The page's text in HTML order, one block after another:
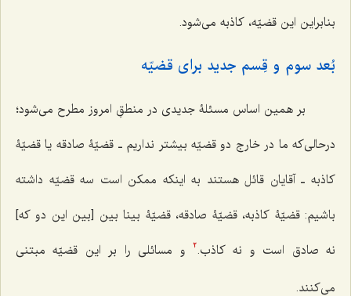
بنابراین این قضیّه، کاذبه می‌شود.
بُعد سوم و قِسم جدید برای قضیّه
بر همین اساس مسئلۀ جدیدی در منطقِ امروز مطرح می‌شود؛
درحالی‌که ما در خارج دو قضیّه بیشتر نداریم ـ قضیّۀ صادقه یا قضیّۀ
کاذبه ـ آقایان قائل هستند به اینکه ممکن است سه قضیّه داشته
باشیم: قضیّۀ کاذبه، قضیّۀ صادقه، قضیّۀ بینا بین [بین این دو که]
نه صادق است و نه کاذب.2
و مسائلی را بر این قضیّه مبتنی
می‌کنند.